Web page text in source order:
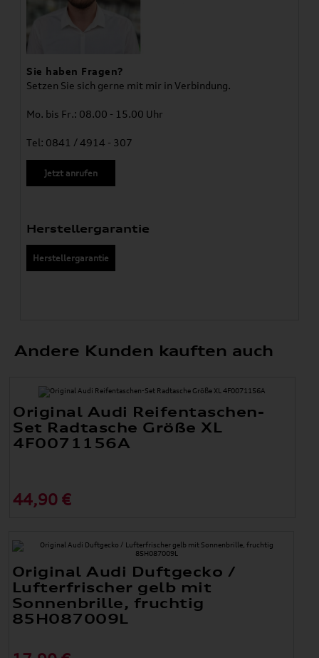
Sie haben Fragen?
Setzen Sie sich gerne mit mir in Verbindung.
Mo. bis Fr.: 08.00 - 15.00 Uhr
Tel: 0841 / 4914 - 307
Jetzt anrufen
Herstellergarantie
Herstellergarantie
Andere Kunden kauften auch
Original Audi Reifentaschen-
Set Radtasche Größe XL
4F0071156A
44,90 €
Original Audi Duftgecko /
Lufterfrischer gelb mit
Sonnenbrille, fruchtig
85H087009L